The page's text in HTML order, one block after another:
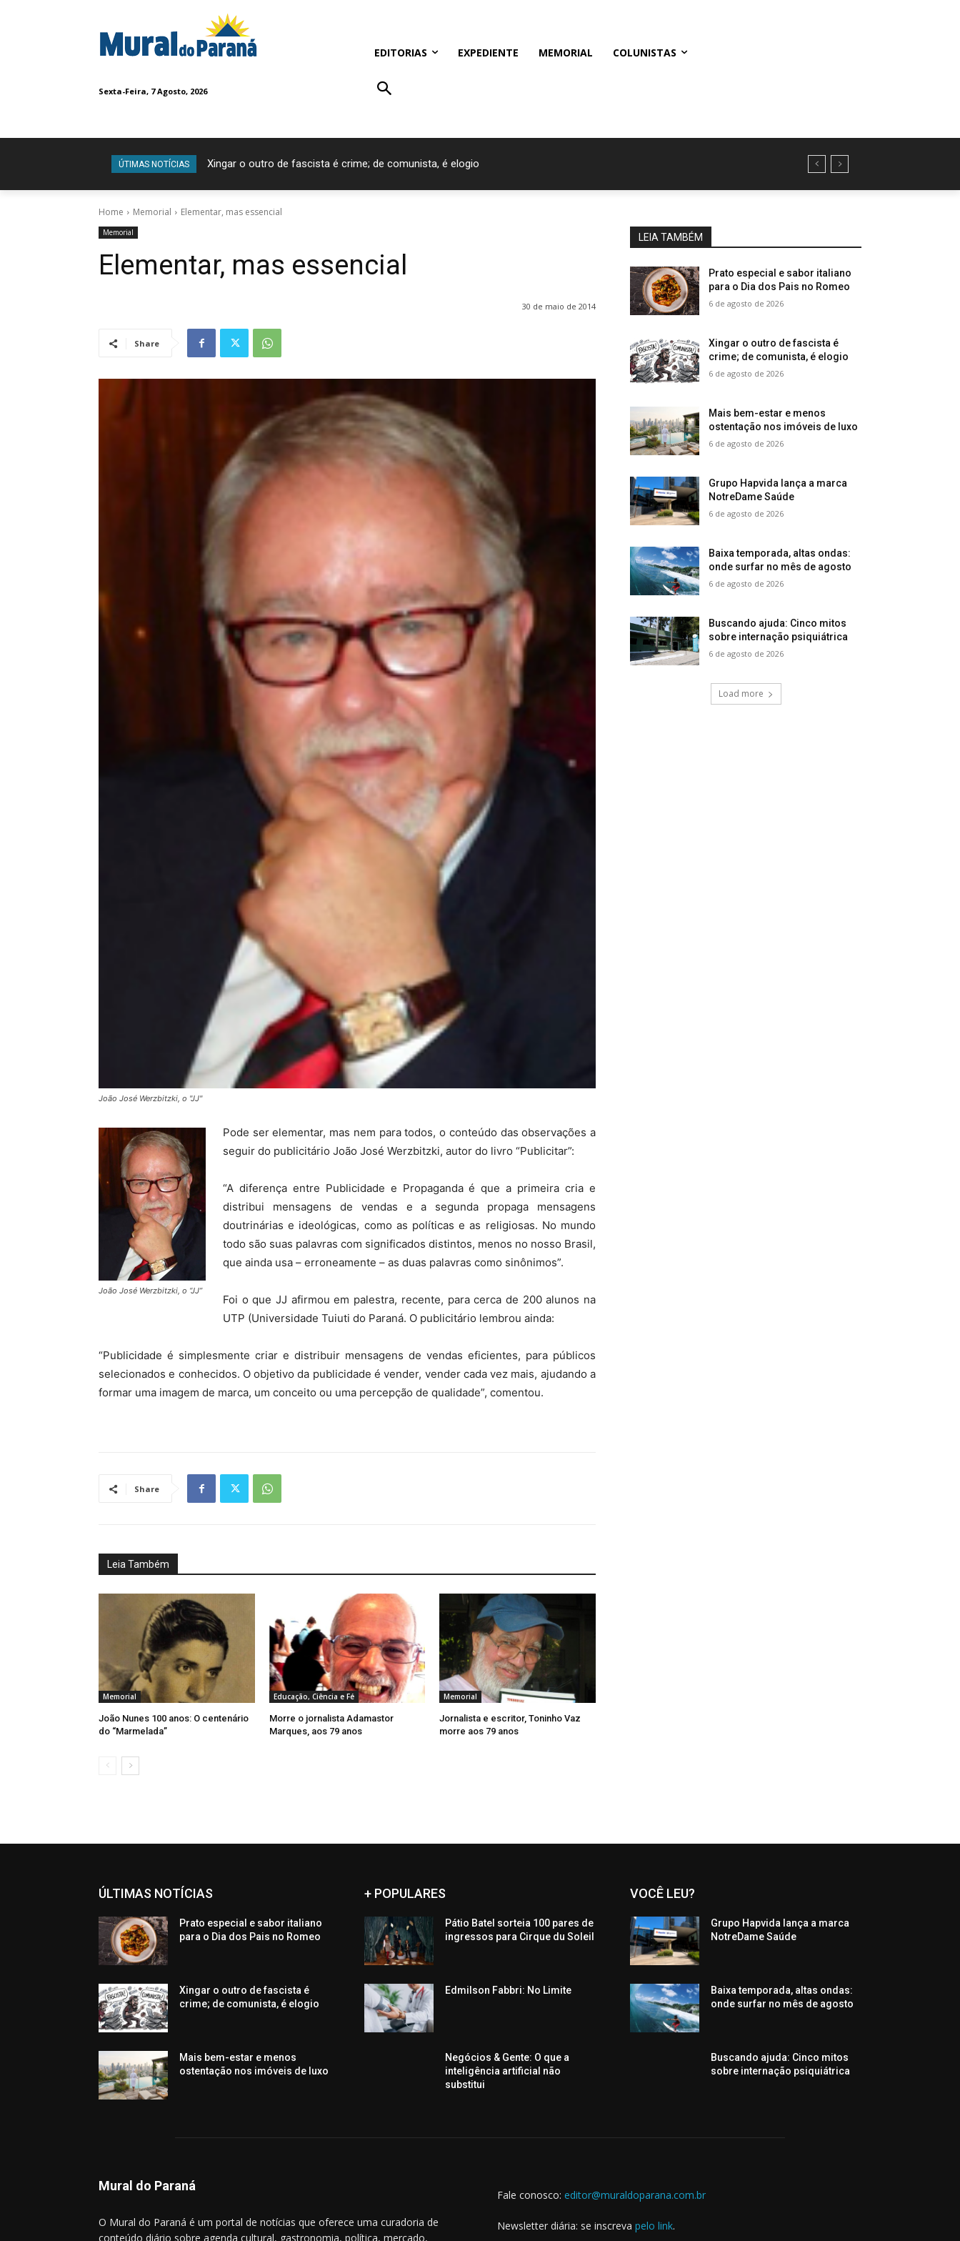
Sexta-Feira, 7 Agosto, 2026
EDITORIAS EXPEDIENTE MEMORIAL COLUNISTAS
ÚTIMAS NOTÍCIAS Xingar o outro de fascista é crime; de comunista, é elogio
Home Memorial Elementar, mas essencial
Memorial
Elementar, mas essencial
30 de maio de 2014
Share
João José Werzbitzki, o "JJ"
João José Werzbitzki, o “JJ”
Pode ser elementar, mas nem para todos, o conteúdo das observações a
seguir do publicitário João José Werzbitzki, autor do livro “Publicitar”:
“A diferença entre Publicidade e Propaganda é que a primeira cria e
distribui mensagens de vendas e a segunda propaga mensagens
doutrinárias e ideológicas, como as políticas e as religiosas. No mundo
todo são suas palavras com significados distintos, menos no nosso Brasil,
que ainda usa – erroneamente – as duas palavras como sinônimos”.
Foi o que JJ afirmou em palestra, recente, para cerca de 200 alunos na
UTP (Universidade Tuiuti do Paraná. O publicitário lembrou ainda:
“Publicidade é simplesmente criar e distribuir mensagens de vendas eficientes, para públicos
selecionados e conhecidos. O objetivo da publicidade é vender, vender cada vez mais, ajudando a
formar uma imagem de marca, um conceito ou uma percepção de qualidade”, comentou.
Share
Leia Também
Memorial
João Nunes 100 anos: O centenário
do “Marmelada”
Educação, Ciência e Fé
Morre o jornalista Adamastor
Marques, aos 79 anos
Memorial
Jornalista e escritor, Toninho Vaz
morre aos 79 anos
LEIA TAMBÉM
Prato especial e sabor italiano
para o Dia dos Pais no Romeo
6 de agosto de 2026
Xingar o outro de fascista é
crime; de comunista, é elogio
6 de agosto de 2026
Mais bem-estar e menos
ostentação nos imóveis de luxo
6 de agosto de 2026
Grupo Hapvida lança a marca
NotreDame Saúde
6 de agosto de 2026
Baixa temporada, altas ondas:
onde surfar no mês de agosto
6 de agosto de 2026
Buscando ajuda: Cinco mitos
sobre internação psiquiátrica
6 de agosto de 2026
Load more
ÚLTIMAS NOTÍCIAS
Prato especial e sabor italiano
para o Dia dos Pais no Romeo
Xingar o outro de fascista é
crime; de comunista, é elogio
Mais bem-estar e menos
ostentação nos imóveis de luxo
+ POPULARES
Pátio Batel sorteia 100 pares de
ingressos para Cirque du Soleil
Edmilson Fabbri: No Limite
Negócios & Gente: O que a
inteligência artificial não
substitui
VOCÊ LEU?
Grupo Hapvida lança a marca
NotreDame Saúde
Baixa temporada, altas ondas:
onde surfar no mês de agosto
Buscando ajuda: Cinco mitos
sobre internação psiquiátrica
Mural do Paraná
O Mural do Paraná é um portal de notícias que oferece uma curadoria de
conteúdo diário sobre agenda cultural, gastronomia, política, mercado,
Fale conosco: editor@muraldoparana.com.br
Newsletter diária: se inscreva pelo link.